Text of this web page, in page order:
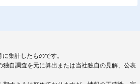
集計したものです。
自調査を元に算出または当社独自の見解、公表